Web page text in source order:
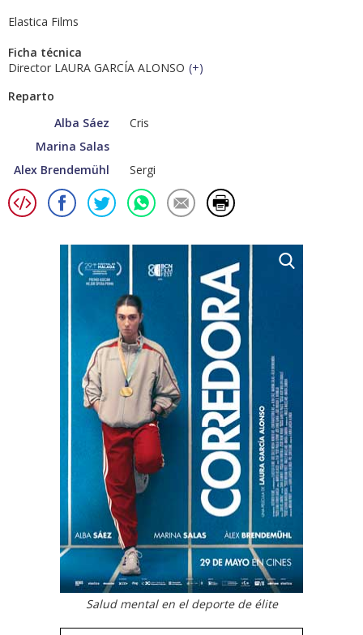
Elastica Films
Ficha técnica
Director LAURA GARCÍA ALONSO (+)
Reparto
Alba Sáez
Cris
Marina Salas
Alex Brendemühl
Sergi
Salud mental en el deporte de élite